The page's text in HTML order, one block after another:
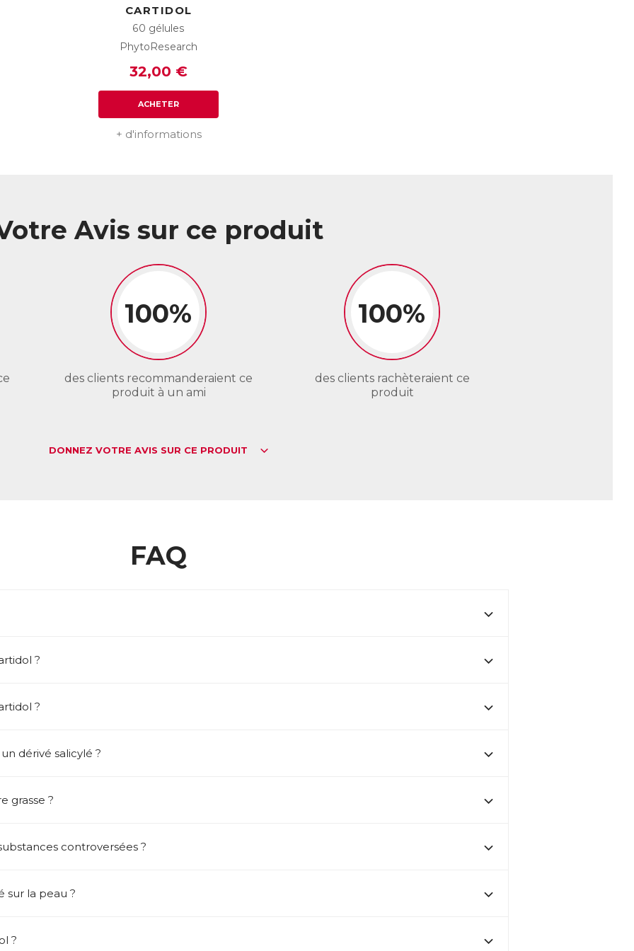
CARTIDOL
60 gélules
PhytoResearch
32,00 €
ACHETER
+ d'informations
Avis sur ce produit
100%
des clients recommanderaient ce
produit à un ami
100%
des clients rachèteraient ce
produit
DONNEZ VOTRE AVIS SUR CE PRODUIT
FAQ
?
?
dérivé salicylé ?
grasse ?
controversées ?
sur la peau ?
?